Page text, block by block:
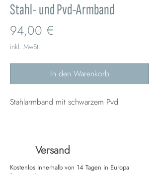
Stahl- und Pvd-Armband
94,00 €
inkl. MwSt.
In den Warenkorb
Stahlarmband mit schwarzem Pvd
Versand
Kostenlos innerhalb von 14 Tagen in Europa